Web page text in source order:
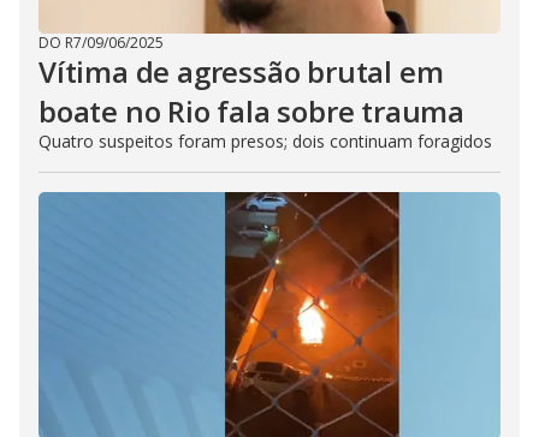
DO R7/09/06/2025
Vítima de agressão brutal em
boate no Rio fala sobre trauma
Quatro suspeitos foram presos; dois continuam foragidos